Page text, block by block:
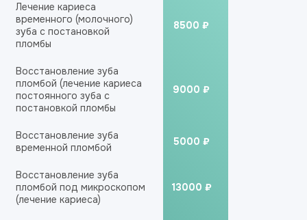
Лечение кариеса
временного (молочного)
зуба с постановкой
пломбы
8500 ₽
Восстановление зуба
пломбой (лечение кариеса
постоянного зуба с
постановкой пломбы
9000 ₽
Восстановление зуба
временной пломбой
5000 ₽
Восстановление зуба
пломбой под микроскопом
(лечение кариеса)
13000 ₽